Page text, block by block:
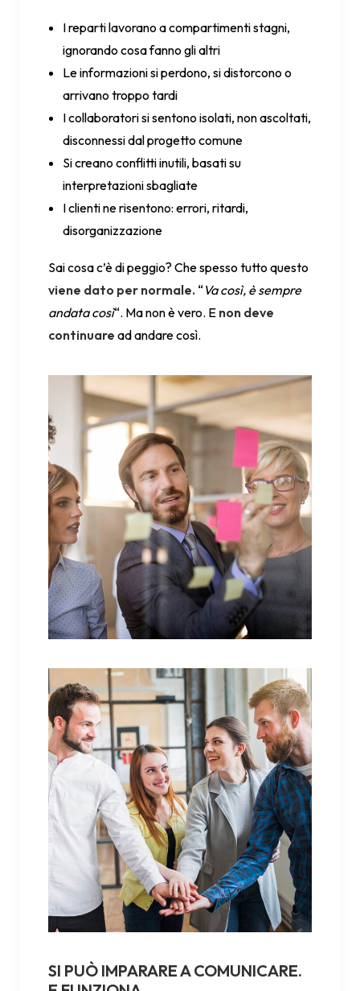
I reparti lavorano a compartimenti stagni,
ignorando cosa fanno gli altri
Le informazioni si perdono, si distorcono o
arrivano troppo tardi
I collaboratori si sentono isolati, non ascoltati,
disconnessi dal progetto comune
Si creano conflitti inutili, basati su
interpretazioni sbagliate
I clienti ne risentono: errori, ritardi,
disorganizzazione
Sai cosa c’è di peggio? Che spesso tutto questo
viene dato per normale. “ Va così, è sempre
andata così“. Ma non è vero. E non deve
continuare ad andare così.
SI PUÒ IMPARARE A COMUNICARE.